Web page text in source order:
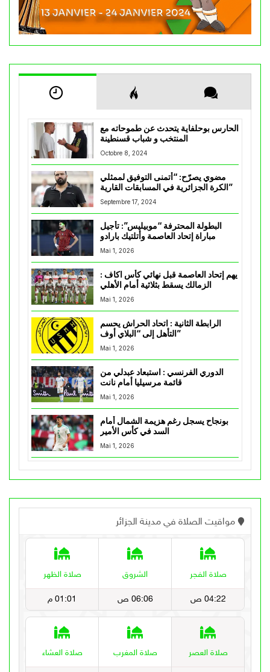
الحارس بوحلفاية يتحدث عن طموحاته مع
المنتخب و شباب قسنطينة
Octobre 8, 2024
مضوي يصرّح: “أتمنى التوفيق لممثلي
الكرة الجزائرية في المسابقات القارية”
Septembre 17, 2024
البطولة المحترفة “موبيليس”: تأجيل
مباراة إتحاد العاصمة وأتلتيك بارادو
Mai 1, 2026
يهم إتحاد العاصمة قبل نهائي كأس اكاف :
Mai 1, 2026
الرابطة الثانية : اتحاد الحراش يحسم
التأهل إلى “البلاي أوف”
Mai 1, 2026
الدوري الفرنسي : استبعاد عبدلي من
قائمة مرسيليا أمام نانت
Mai 1, 2026
بونجاح يسجل رغم هزيمة الشمال أمام
السد في كأس الأمير
Mai 1, 2026